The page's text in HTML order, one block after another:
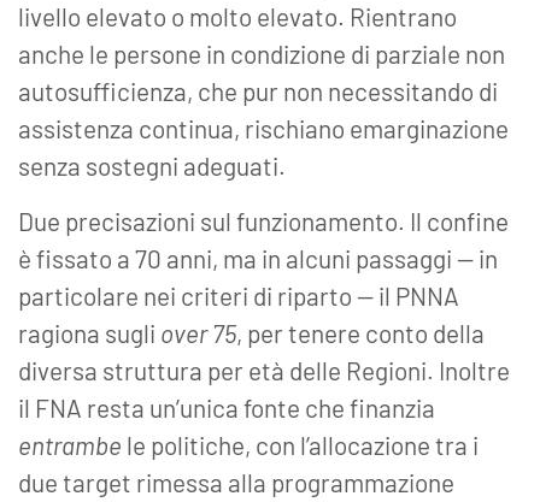
livello elevato o molto elevato. Rientrano
anche le persone in condizione di parziale non
autosufficienza, che pur non necessitando di
assistenza continua, rischiano emarginazione
senza sostegni adeguati.
Due precisazioni sul funzionamento. Il confine
è fissato a 70 anni, ma in alcuni passaggi — in
particolare nei criteri di riparto — il PNNA
ragiona sugli over 75, per tenere conto della
diversa struttura per età delle Regioni. Inoltre
il FNA resta un’unica fonte che finanzia
entrambe le politiche, con l’allocazione tra i
due target rimessa alla programmazione